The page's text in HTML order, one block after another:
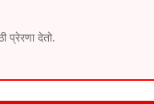
प्रेरणा देतो.